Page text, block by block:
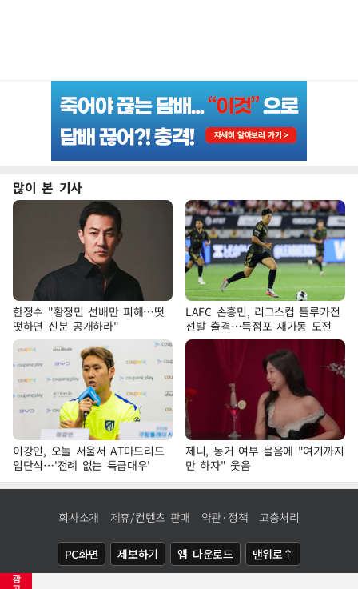
광
많이 본 기사
한정수 "황정민 선배만 피해…떳
떳하면 신분 공개하라"
LAFC 손흥민, 리그스컵 톨루카전
선발 출격…득점포 재가동 도전
이강인, 오늘 서울서 AT마드리드
입단식…'전례 없는 특급대우'
제니, 동거 여부 물음에 "여기까지
만 하자" 웃음
회사소개 제휴/컨텐츠 판매 약관·정책 고충처리
PC화면 제보하기 앱 다운로드 맨위로↑